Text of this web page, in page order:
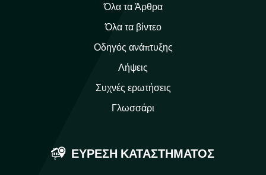
Όλα τα Άρθρα
Όλα τα βίντεο
Οδηγός ανάπτυξης
Λήψεις
Συχνές ερωτήσεις
Γλωσσάρι
ΕΎΡΕΣΗ ΚΑΤΑΣΤΉΜΑΤΟΣ